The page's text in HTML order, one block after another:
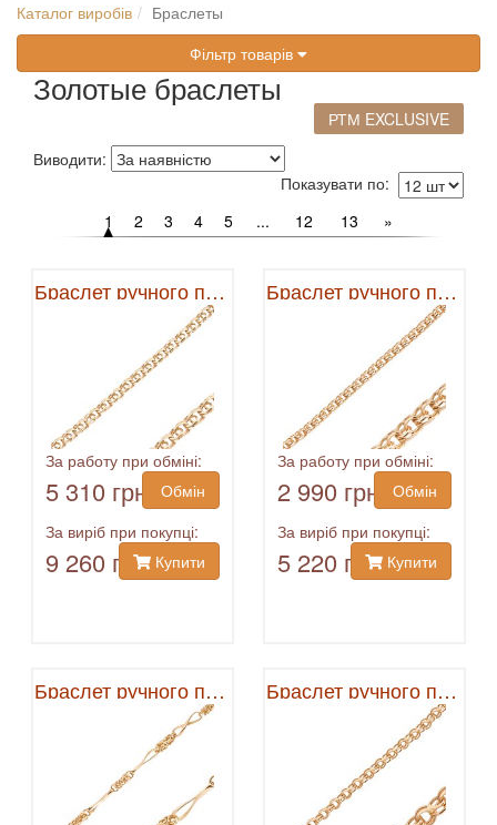
Каталог виробів
Браслеты
Фільтр товарів
Золотые браслеты
РТМ EXCLUSIVE
Виводити:
Показувати по:
1
2 3 4 5 ... 12 13 »
Браслет ручного плетения
За работу при обміні:
5 310 грн
Обмін
За виріб при покупці:
9 260 грн Купити
Браслет ручного плетения
За работу при обміні:
2 990 грн
Обмін
За виріб при покупці:
5 220 грн Купити
Браслет ручного плетения Браслет ручного плетения